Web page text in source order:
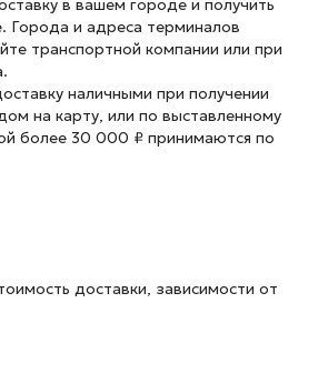
в вашем городе и получить
Города и адреса терминалов
транспортной компании или при
наличными при получении
на карту, или по выставленному
более 30 000 ₽ принимаются по
доставки, зависимости от